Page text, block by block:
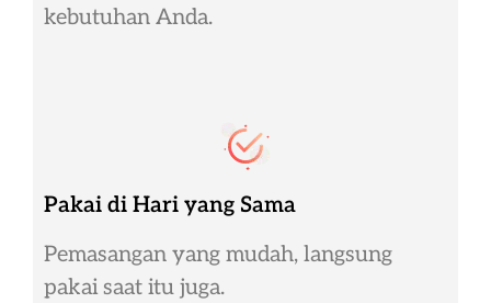
kebutuhan Anda.
Pakai di Hari yang Sama
Pemasangan yang mudah, langsung
pakai saat itu juga.